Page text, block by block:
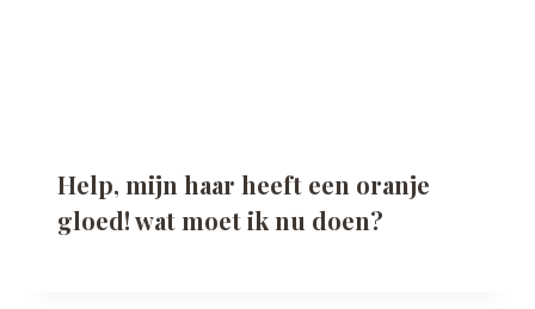
Help, mijn haar heeft een oranje
gloed! wat moet ik nu doen?